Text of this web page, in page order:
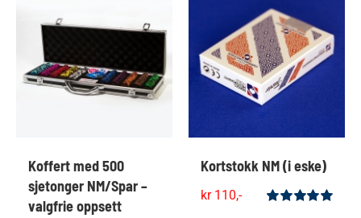
Koffert med 500
sjetonger NM/Spar –
valgfrie oppsett
Kortstokk NM (i eske)
kr110,-